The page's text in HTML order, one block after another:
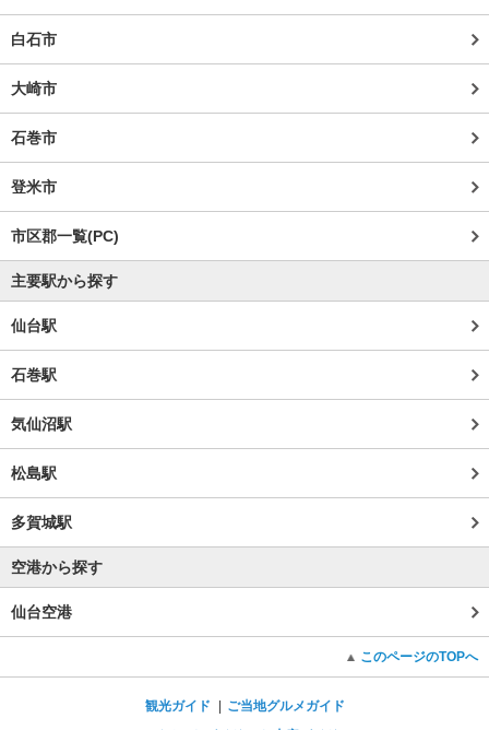
白石市
大崎市
石巻市
登米市
市区郡一覧(PC)
主要駅から探す
仙台駅
石巻駅
気仙沼駅
松島駅
多賀城駅
空港から探す
仙台空港
このページのTOPへ
観光ガイド
ご当地グルメガイド